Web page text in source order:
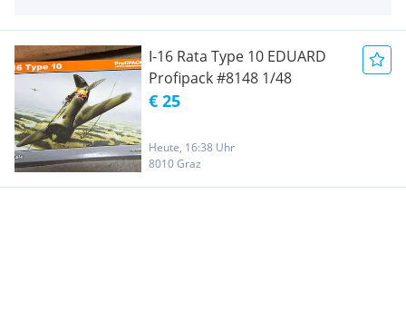
I-16 Rata Type 10 EDUARD
Profipack #8148 1/48
€ 25
Heute, 16:38 Uhr
8010 Graz